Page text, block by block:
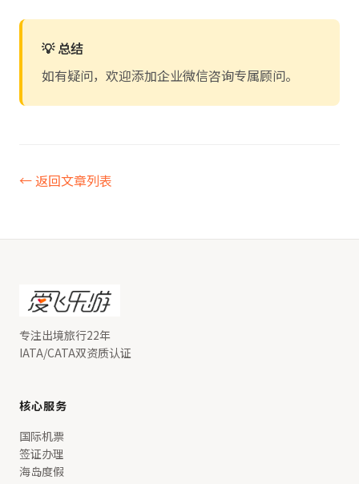
💡 总结
如有疑问，欢迎添加企业微信咨询专属顾问。
← 返回文章列表
专注出境旅行22年
IATA/CATA双资质认证
核心服务
国际机票
签证办理
海岛度假